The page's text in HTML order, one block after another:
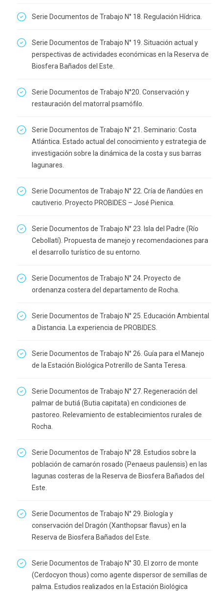
Serie Documentos de Trabajo N° 18. Regulación Hídrica.
Serie Documentos de Trabajo N° 19. Situación actual y
perspectivas de actividades económicas en la Reserva de
Biosfera Bañados del Este.
Serie Documentos de Trabajo N°20. Conservación y
restauración del matorral psamófilo.
Serie Documentos de Trabajo N° 21. Seminario: Costa
Atlántica. Estado actual del conocimiento y estrategia de
investigación sobre la dinámica de la costa y sus barras
lagunares.
Serie Documentos de Trabajo N° 22. Cría de ñandúes en
cautiverio. Proyecto PROBIDES – José Pienica.
Serie Documentos de Trabajo N° 23. Isla del Padre (Río
Cebollatí). Propuesta de manejo y recomendaciones para
el desarrollo turístico de su entorno.
Serie Documentos de Trabajo N° 24. Proyecto de
ordenanza costera del departamento de Rocha.
Serie Documentos de Trabajo N° 25. Educación Ambiental
a Distancia. La experiencia de PROBIDES.
Serie Documentos de Trabajo N° 26. Guía para el Manejo
de la Estación Biológica Potrerillo de Santa Teresa.
Serie Documentos de Trabajo N° 27. Regeneración del
palmar de butiá (Butia capitata) en condiciones de
pastoreo. Relevamiento de establecimientos rurales de
Rocha.
Serie Documentos de Trabajo N° 28. Estudios sobre la
población de camarón rosado (Penaeus paulensis) en las
lagunas costeras de la Reserva de Biosfera Bañados del
Este.
Serie Documentos de Trabajo N° 29. Biología y
conservación del Dragón (Xanthopsar flavus) en la
Reserva de Biosfera Bañados del Este.
Serie Documentos de Trabajo N° 30. El zorro de monte
(Cerdocyon thous) como agente dispersor de semillas de
palma. Estudios realizados en la Estación Biológica